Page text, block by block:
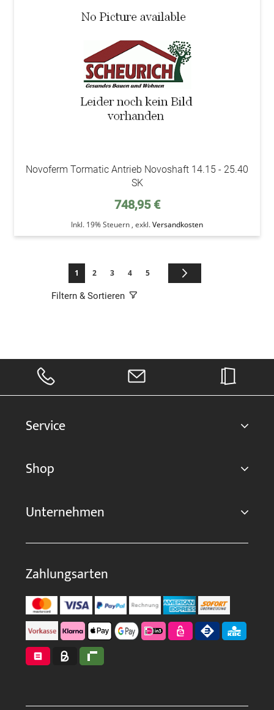
Novoferm Tormatic Antrieb Novoshaft 14.15 - 25.40
SK
748,95 €
Inkl. 19% Steuern , exkl.Versandkosten
Seite
Sie lesen gerade die Seite
1 Seite
2 Seite
3 Seite
4 Seite
5
Filtern & Sortieren
Service
Shop
Unternehmen
Zahlungsarten